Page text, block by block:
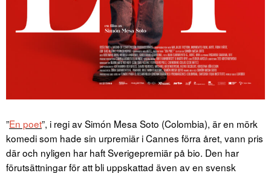
”En poet”, i regi av Simón Mesa Soto (Colombia), är en mörk
komedi som hade sin urpremiär i Cannes förra året, vann pris
där och nyligen har haft Sverigepremiär på bio. Den har
förutsättningar för att bli uppskattad även av en svensk